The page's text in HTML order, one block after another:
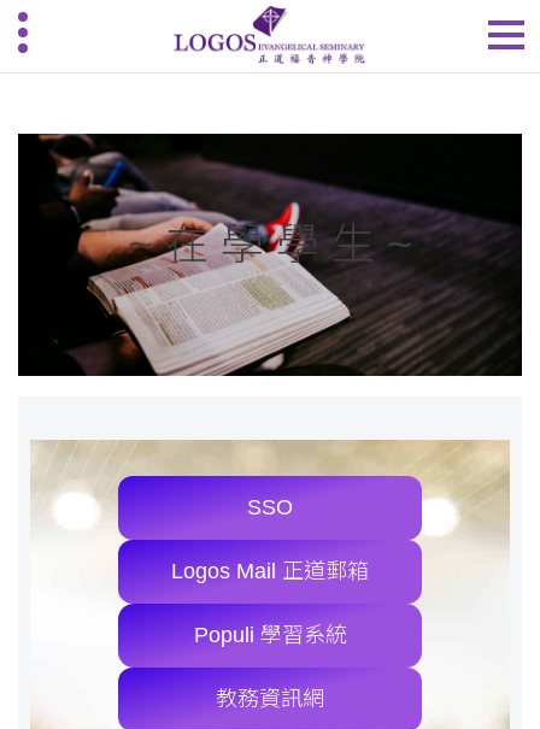
~ 在 學 學 生 ~
SSO
Logos Mail 正道郵箱
Populi 學習系統
教務資訊網